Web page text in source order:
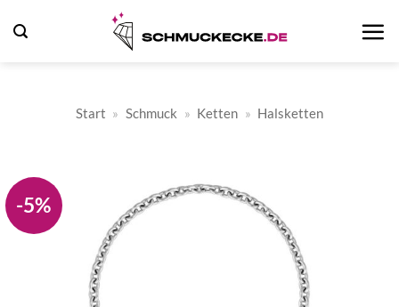
Inhalt
Start » Schmuck » Ketten » Halsketten
-5%